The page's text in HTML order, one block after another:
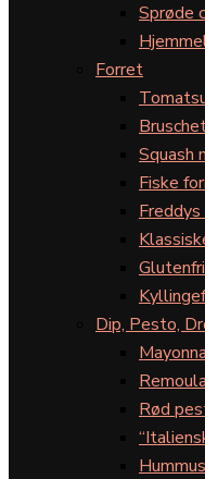
Sprøde
Forret
Squash
Fiske
Dip, Pesto,
Rød
Hummus